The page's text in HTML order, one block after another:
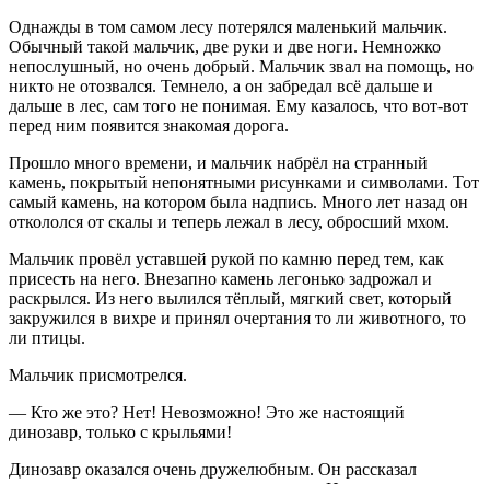
Однажды в том самом лесу потерялся маленький мальчик.
Обычный такой мальчик, две руки и две ноги. Немножко
непослушный, но очень добрый. Мальчик звал на помощь, но
никто не отозвался. Темнело, а он забредал всё дальше и
дальше в лес, сам того не понимая. Ему казалось, что вот-вот
перед ним появится знакомая дорога.
Прошло много времени, и мальчик набрёл на странный
камень, покрытый непонятными рисунками и символами. Тот
самый камень, на котором была надпись. Много лет назад он
откололся от скалы и теперь лежал в лесу, обросший мхом.
Мальчик провёл уставшей рукой по камню перед тем, как
присесть на него. Внезапно камень легонько задрожал и
раскрылся. Из него вылился тёплый, мягкий свет, который
закружился в вихре и принял очертания то ли животного, то
ли птицы.
Мальчик присмотрелся.
— Кто же это? Нет! Невозможно! Это же настоящий
динозавр, только с крыльями!
Динозавр оказался очень дружелюбным. Он рассказал